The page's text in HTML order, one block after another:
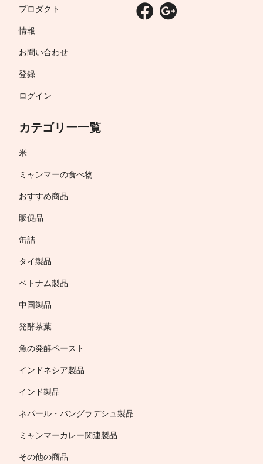
プロダクト
情報
お問い合わせ
登録
ログイン
カテゴリー一覧
米
ミャンマーの食べ物
おすすめ商品
販促品
缶詰
タイ製品
ベトナム製品
中国製品
発酵茶葉
魚の発酵ペースト
インドネシア製品
インド製品
ネパール・バングラデシュ製品
ミャンマーカレー関連製品
その他の商品